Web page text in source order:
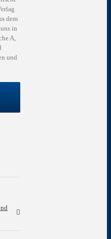
dem
in
A,
und